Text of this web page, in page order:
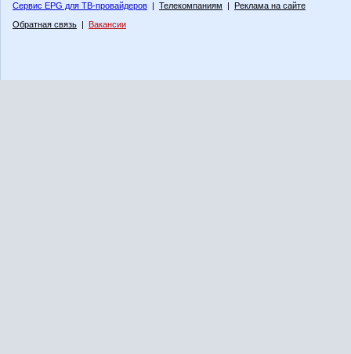
Сервис EPG для ТВ-провайдеров | Телекомпаниям | Реклама на сайте
Обратная связь | Вакансии